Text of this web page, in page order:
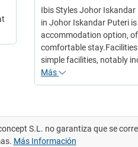
Ibis Styles Johor Iskandar
in Johor Iskandar Puteri
accommodation option,
comfortable stay.
simple facilities, notably
Más
S.L. no garantiza que se
Más Información